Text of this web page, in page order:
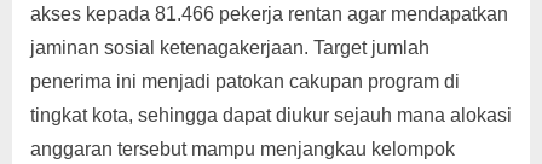
akses kepada 81.466 pekerja rentan agar mendapatkan
jaminan sosial ketenagakerjaan. Target jumlah
penerima ini menjadi patokan cakupan program di
tingkat kota, sehingga dapat diukur sejauh mana alokasi
anggaran tersebut mampu menjangkau kelompok